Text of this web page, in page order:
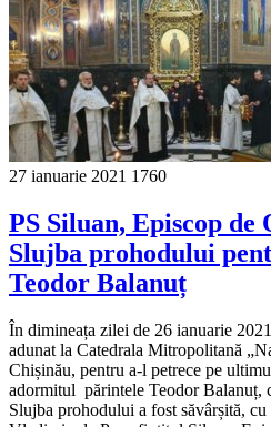
27 ianuarie 2021 1760
PS Siluan, Episcop de
Slujba prohodului
Teodor Balanuț
În dimineața zilei de 26 ianuarie
adunat la Catedrala Mitropolitană
Chișinău, pentru a-l petrece pe
adormitul părintele Teodor Balanuț,
Slujba prohodului a fost săvârșită,